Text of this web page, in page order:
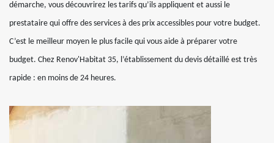
démarche, vous découvrirez les tarifs qu’ils appliquent et aussi le
prestataire qui offre des services à des prix accessibles pour votre budget.
C’est le meilleur moyen le plus facile qui vous aide à préparer votre
budget. Chez Renov'Habitat 35, l’établissement du devis détaillé est très
rapide : en moins de 24 heures.